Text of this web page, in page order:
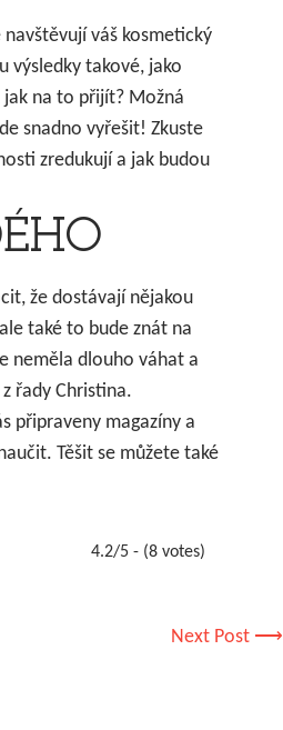
váš kosmetický
výsledky takové, jako
na to přijít? Možná
snadno vyřešit! Zkuste
zredukují a jak budou
že dostávají nějakou
také to bude znát na
neměla dlouho váhat a
řady Christina.
připraveny magazíny a
Těšit se můžete také
4.2/5 - (8 votes)
Next Post ⟶